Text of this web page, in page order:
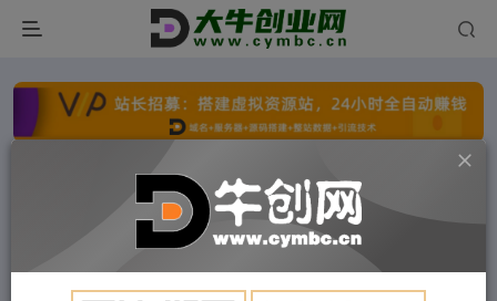
点击开通分站+ 每日收入300+
文字广告火爆招租 文字广告火爆招租
文字广告火爆招租